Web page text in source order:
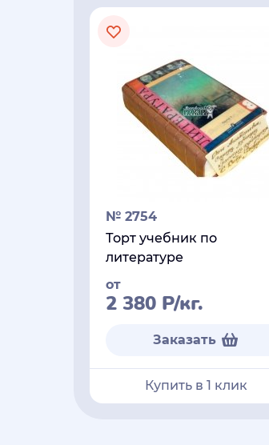
№ 2754
Торт учебник по
литературе
от
2 380 Р/кг.
Заказать
Купить в 1 клик